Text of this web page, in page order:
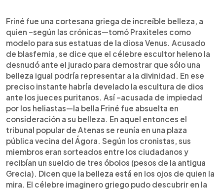
► Escuchar artículo
Friné fue una cortesana griega de increíble belleza, a
quien –según las crónicas—tomó Praxiteles como
modelo para sus estatuas de la diosa Venus. Acusado
de blasfemia, se dice que el célebre escultor heleno la
desnudó ante el jurado para demostrar que sólo una
belleza igual podría representar a la divinidad. En ese
preciso instante habría develado la escultura de dios
ante los jueces puritanos. Así –acusada de impiedad
por los heliastas—la bella Friné fue absuelta en
consideración a su belleza. En aquel entonces el
tribunal popular de Atenas se reunía en una plaza
pública vecina del Ágora. Según los cronistas, sus
miembros eran sorteados entre los ciudadanos y
recibían un sueldo de tres óbolos (pesos de la antigua
Grecia). Dicen que la belleza está en los ojos de quien la
mira. El célebre imaginero griego pudo descubrir en la